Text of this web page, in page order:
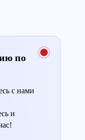
по
с нами
и